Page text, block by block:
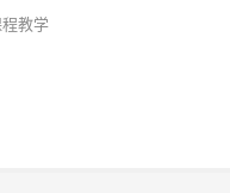
教学